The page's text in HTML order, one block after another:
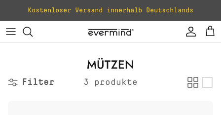
Direkt zum Inhalt
Kostenloser Versand innerhalb Deutschlands
Konto
MÜTZEN
Filter 3 produkte